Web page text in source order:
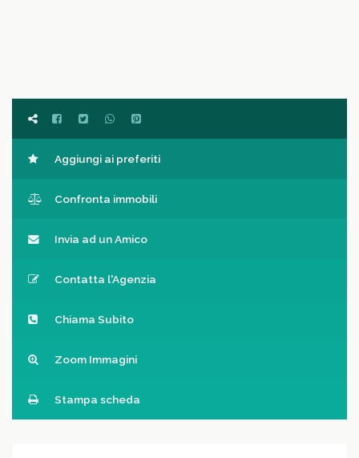
Aggiungi ai preferiti
Confronta immobili
Invia ad un Amico
Contatta l'Agenzia
Chiama Subito
Zoom Immagini
Stampa scheda